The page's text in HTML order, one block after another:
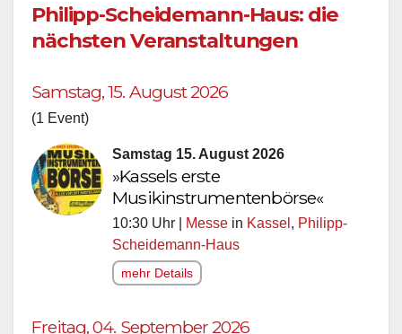
Philipp-Scheidemann-Haus: die
nächsten Veranstaltungen
Samstag, 15. August 2026
(1 Event)
Samstag 15. August 2026
»Kassels erste
Musikinstrumentenbörse«
10:30 Uhr | Messe in Kassel , Philipp-
Scheidemann-Haus
mehr Details
Freitag, 04. September 2026